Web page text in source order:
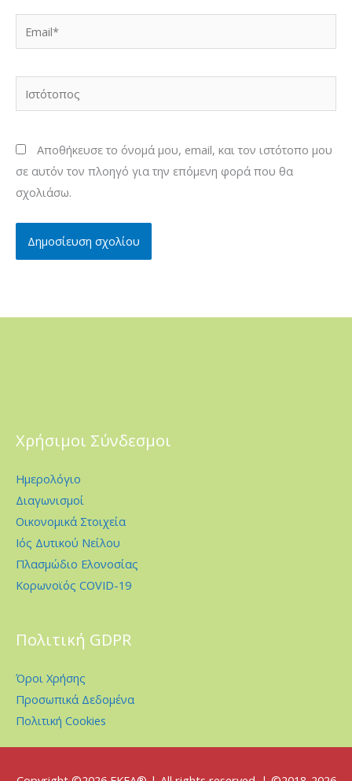
Ιστότοπος
Αποθήκευσε το όνομά μου, email, και τον ιστότοπο μου
σε αυτόν τον πλοηγό για την επόμενη φορά που θα
σχολιάσω.
Χρήσιμοι Σύνδεσμοι
Ημερολόγιο
Διαγωνισμοί
Οικονομικά Στοιχεία
Ιός Δυτικού Νείλου
Πλασμώδιο Ελονοσίας
Κορωνοϊός COVID-19
Πολιτική GDPR
Όροι Χρήσης
Προσωπικά Δεδομένα
Πολιτική Cookies